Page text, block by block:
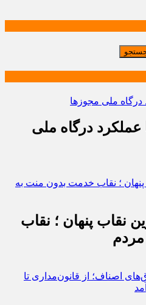
درگاه ملی
نقاب پنهان ؛ نقاب